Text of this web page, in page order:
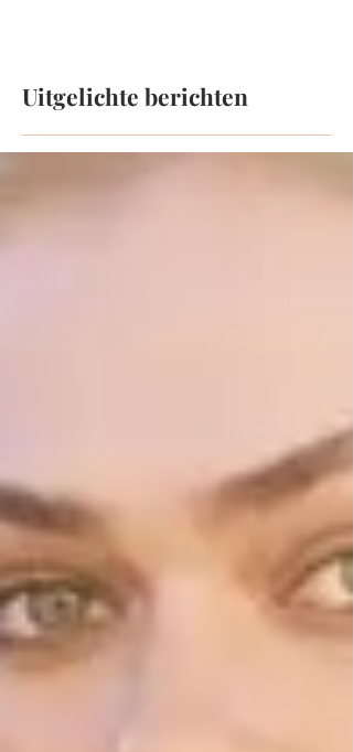
Uitgelichte berichten